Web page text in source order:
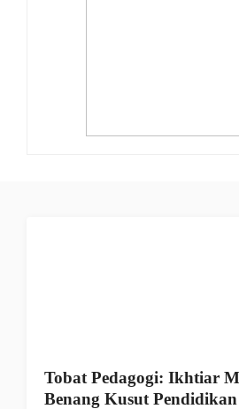
Tobat Pedagogi: Ikhtiar
Benang Kusut